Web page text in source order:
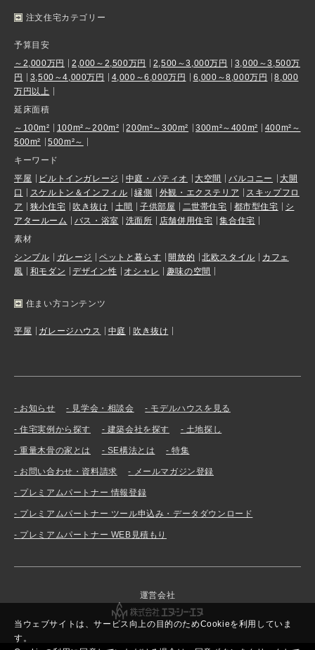
当ウェブサイトは、サービス向上の目的のためCookieを利用していま
す。
注文住宅カテゴリー
予算目安
～2,000万円
2,000～2,500万円 2,500～3,000万円
3,000～3,500万
円
3,500～4,000万円 4,000～6,000万円 6,000～8,000万円
8,000
万円以上
延床面積
～100m²
100m²～200m² 200m²～300m² 300m²～400m²
400m²～
500m²
500m²～
キーワード
平屋
ビルトインガレージ 中庭・パティオ 大空間 バルコニー
大開
口
スケルトン＆インフィル 縁側 外観・エクステリア
スキップフロ
ア
狭小住宅 吹き抜け 土間 子供部屋 二世帯住宅 都市型住宅
シ
アタールーム
バス・浴室 洗面所 店舗併用住宅
集合住宅
素材
シンプル
ガレージ ペットと暮らす 開放的 北欧スタイル
カフェ
風
和モダン デザイン性 オシャレ 趣味の空間
住まい方コンテンツ
平屋 ガレージハウス 中庭 吹き抜け
お知らせ 見学会・相談会 モデルハウスを見る
住宅実例から探す 建築会社を探す 土地探し
重量木骨の家とは SE構法とは 特集
お問い合わせ・資料請求 メールマガジン登録
プレミアムパートナー 情報登録
プレミアムパートナー ツール申込み・データダウンロード
プレミアムパートナー WEB見積もり
運営会社